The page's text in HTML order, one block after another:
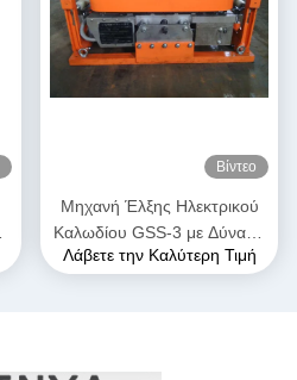
Βίντεο
Μηχανή Έλξης Ηλεκτρικού
Καλωδίου GSS-3 με Δύναμη
Έλξης 7kN, Πιστοποιημένη
Λάβετε την Καλύτερη Τιμή